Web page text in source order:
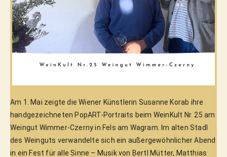
Am 1. Mai zeigte die Wiener Künstlerin Susanne Korab ihre
handgezeichneten PopART-Portraits beim WeinKult Nr. 25 am
Weingut Wimmer-Czerny in Fels am Wagram. Im alten Stadl
des Weinguts verwandelte sich ein außergewöhnlicher Abend
in ein Fest für alle Sinne – Musik von Bertl Mütter, Matthias